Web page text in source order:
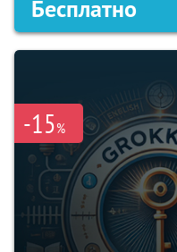
Бесплатно
-15%